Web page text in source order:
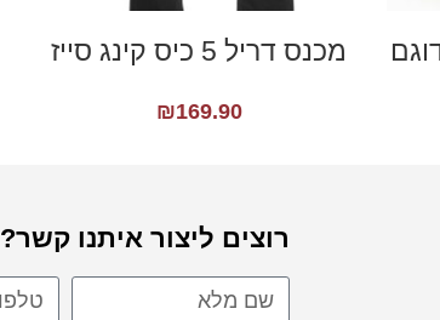
מכנס דריל 5 כיס קינג סייז
₪169.90
רוצים ליצור איתנו קשר?